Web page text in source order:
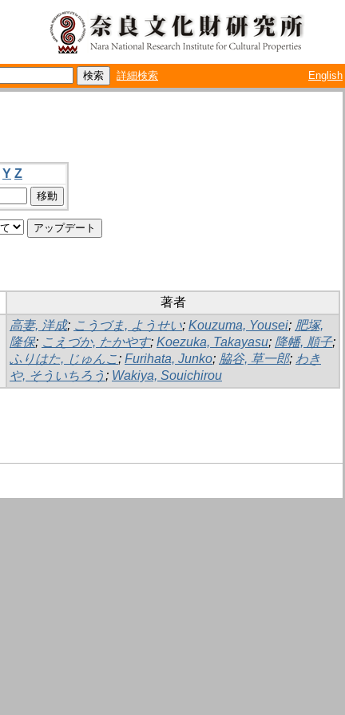
詳細検索 English
Y Z
著者
高妻, 洋成; こうづま, ようせい; Kouzuma, Yousei; 肥塚,
隆保; こえづか, たかやす; Koezuka, Takayasu; 降幡, 順子;
ふりはた, じゅんこ; Furihata, Junko; 脇谷, 草一郎; わき
や, そういちろう ; Wakiya, Souichirou